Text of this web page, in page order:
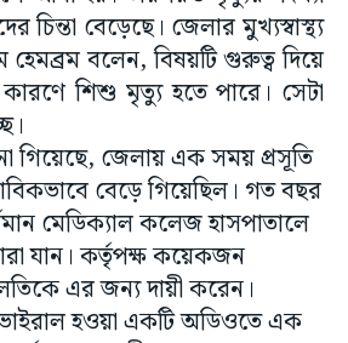
চিন্তা বেড়েছে। জেলার মুখ্যস্বাস্থ্য
বলেন, বিষয়টি গুরুত্ব দিয়ে
কারণে শিশু মৃত্যু হতে পারে। সেটা
গিয়েছে, জেলায় এক সময় প্রসূতি
বেড়ে গিয়েছিল। গত বছর
মেডিক্যাল কলেজ হাসপাতালে
যান। কর্তৃপক্ষ কয়েকজন
এর জন্য দায়ী করেন।
হওয়া একটি অডিওতে এক